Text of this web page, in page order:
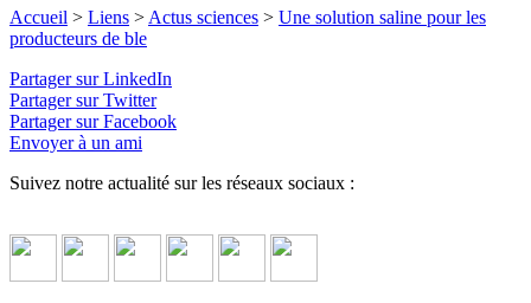
Accueil > Liens > Actus sciences > Une solution saline pour les
producteurs de ble
Partager sur LinkedIn
Partager sur Twitter
Partager sur Facebook
Envoyer à un ami
Suivez notre actualité sur les réseaux sociaux :